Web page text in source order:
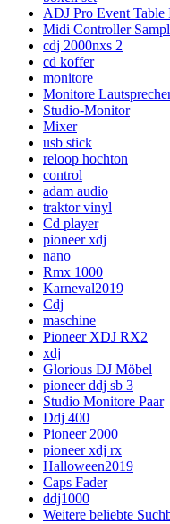
ADJ Pro Event Table
Midi Controller
cdj 2000nxs 2
cd koffer
monitore
Monitore
Studio-Monitor
Mixer
usb stick
reloop hochton
control
adam audio
traktor vinyl
Cd player
pioneer xdj
nano
Rmx 1000
Karneval2019
Cdj
maschine
Pioneer XDJ RX2
xdj
Glorious DJ Möbel
pioneer ddj sb 3
Studio Monitore Paar
Ddj 400
Pioneer 2000
pioneer xdj rx
Halloween2019
Caps Fader
ddj1000
Weitere beliebte